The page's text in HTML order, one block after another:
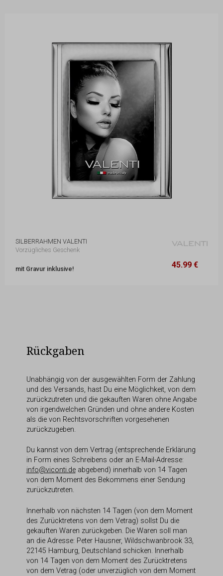
SILBERRAHMEN VALENTI
Vorzügliches Geschenk
mit Gravur inklusive! 45.99 €
13 x 17 cm 45.99 €
Rückgaben
Unabhängig von der ausgewählten Form der Zahlung
und des Versands, hast Du eine Möglichkeit, von dem
zurückzutreten und die gekauften Waren ohne Angabe
von irgendwelchen Gründen und ohne andere Kosten
als die von Rechtsvorschriften vorgesehenen
zurückzugeben.
Du kannst von dem Vertrag (entsprechende Erklärung
in Form eines Schreibens oder an E-Mail-Adresse:
info@viconti.deabgebend) innerhalb von 14 Tagen
von dem Moment des Bekommens einer Sendung
zurückzutreten.
Innerhalb von nächsten 14 Tagen (von dem Moment
des Zurücktretens von dem Vetrag) sollst Du die
gekauften Waren zurückgeben. Die Waren soll man
an die Adresse: Peter Hausner, Wildschwanbrook 33,
22145 Hamburg, Deutschland schicken. Innerhalb
von 14 Tagen von dem Moment des Zurücktretens
von dem Vetrag (oder unverzüglich von dem Moment